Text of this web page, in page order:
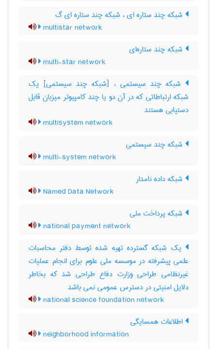
شبکه چند ستاره ای ، شبکه چند ستاره ای گ
multistar network
شبکه چند ستاره‌ای
multi-star network
شبکه چند سیستمی ، [شبکه چند سیستمی] یک
شبکه ارتباطاتی که در آن دو یا چند کامپیوتر میزبان قابل
دستیابی هستند
multisystem network
شبکه چند سیستمی
multi-system network
شبکه داده نامدار
Named Data Network
شبکه پرداخت ملی
national payment network
یک شبکه گسترده تهیه شده توسط دفتر محاسبات
علمی پیشرفته در موسسه ملی علوم برای انجام عملیات
غیرنظامی طراحی وزارت دفاع طراحی شد که بخاطر
دلایل امنیتی در دسترس عمومی نمی باشد
national science foundation network
اطلاعات همسایگی
neighborhood information